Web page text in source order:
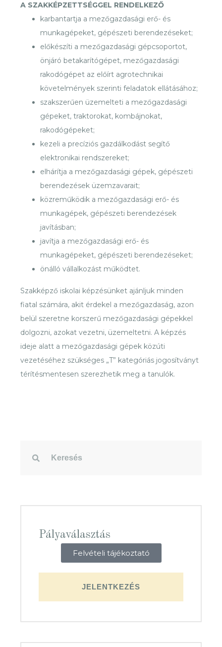
A SZAKKÉPZETTSÉGGEL RENDELKEZŐ
karbantartja a mezőgazdasági erő- és
munkagépeket, gépészeti berendezéseket;
előkészíti a mezőgazdasági gépcsoportot,
önjáró betakarítógépet, mezőgazdasági
rakodógépet az előírt agrotechnikai
követelmények szerinti feladatok ellátásához;
szakszerűen üzemelteti a mezőgazdasági
gépeket, traktorokat, kombájnokat,
rakodógépeket;
kezeli a precíziós gazdálkodást segítő
elektronikai rendszereket;
elhárítja a mezőgazdasági gépek, gépészeti
berendezések üzemzavarait;
közreműködik a mezőgazdasági erő- és
munkagépek, gépészeti berendezések
javításban;
javítja a mezőgazdasági erő- és
munkagépeket, gépészeti berendezéseket;
önálló vállalkozást működtet.
Szakképző iskolai képzésünket ajánljuk minden
fiatal számára, akit érdekel a mezőgazdaság, azon
belül szeretne korszerű mezőgazdasági gépekkel
dolgozni, azokat vezetni, üzemeltetni. A képzés
ideje alatt a mezőgazdasági gépek közúti
vezetéséhez szükséges „T” kategóriás jogosítványt
térítésmentesen szerezhetik meg a tanulók.
Pályaválasztás
Felvételi tájékoztató
JELENTKEZÉS